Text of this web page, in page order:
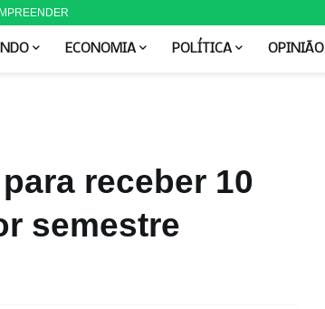
ECONOMIA POLÍTICA OPINIÃO
receber 10
semestre